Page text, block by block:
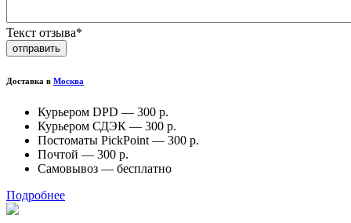
Текст отзыва*
отправить
Доставка в Москва
Курьером DPD — 300 р.
Курьером СДЭК — 300 р.
Постоматы PickPoint — 300 р.
Почтой — 300 р.
Самовывоз — бесплатно
Подробнее